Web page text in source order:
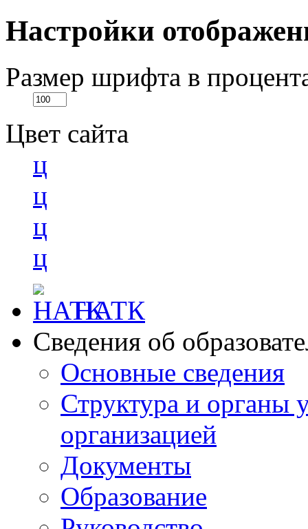
Настройки
Размер шрифта в
Цвет сайта
ц
ц
ц
ц
НАТК
Сведения об
Основные сведения
Структура и органы
организацией
Документы
Образование